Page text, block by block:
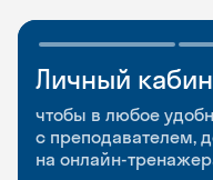
Личный
чтобы в любое
с преподавателем,
на онлайн-
Мобильное
приложение
чтобы заниматься и
и когда удобно
Разговорные
и Talks
Групповые занятия
и индивидуальные